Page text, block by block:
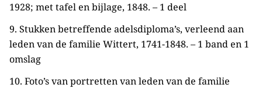
1928; met tafel en bijlage, 1848. – 1 deel
9. Stukken betreffende adelsdiploma’s, verleend aan
leden van de familie Wittert, 1741-1848. – 1 band en 1
omslag
10. Foto’s van portretten van leden van de familie